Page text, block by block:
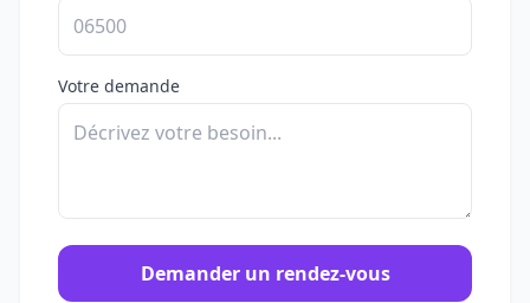
Votre demande
Demander un rendez-vous